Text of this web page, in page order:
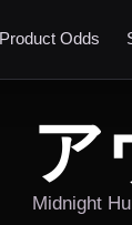
Product Odds
ア
Midnight